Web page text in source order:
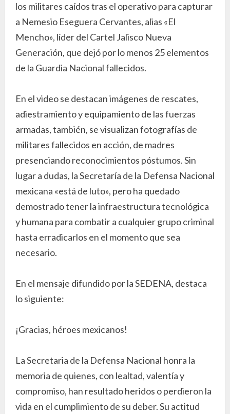
los militares caídos tras el operativo para capturar
a Nemesio Eseguera Cervantes, alias «El
Mencho», líder del Cartel Jalisco Nueva
Generación, que dejó por lo menos 25 elementos
de la Guardia Nacional fallecidos.
En el video se destacan imágenes de rescates,
adiestramiento y equipamiento de las fuerzas
armadas, también, se visualizan fotografías de
militares fallecidos en acción, de madres
presenciando reconocimientos póstumos. Sin
lugar a dudas, la Secretaría de la Defensa Nacional
mexicana «está de luto», pero ha quedado
demostrado tener la infraestructura tecnológica
y humana para combatir a cualquier grupo criminal
hasta erradicarlos en el momento que sea
necesario.
En el mensaje difundido por la SEDENA, destaca
lo siguiente:
¡Gracias, héroes mexicanos!
La Secretaria de la Defensa Nacional honra la
memoria de quienes, con lealtad, valentía y
compromiso, han resultado heridos o perdieron la
vida en el cumplimiento de su deber. Su actitud